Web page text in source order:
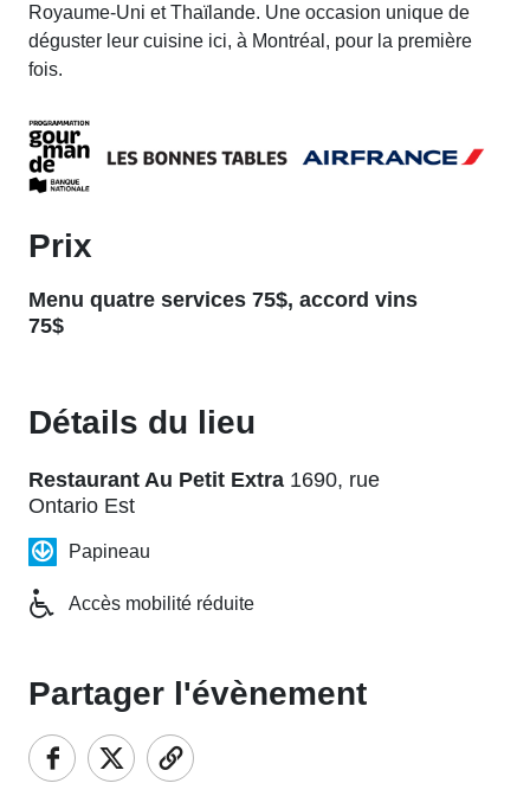
Royaume-Uni et Thaïlande. Une occasion unique de
déguster leur cuisine ici, à Montréal, pour la première
fois.
Prix
Menu quatre services 75$, accord vins
75$
Détails du lieu
Restaurant Au Petit Extra 1690, rue
Ontario Est
Papineau
Accès mobilité réduite
Partager l'évènement